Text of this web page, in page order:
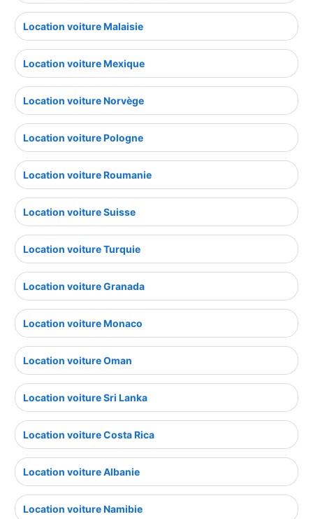
Location voiture Malaisie
Location voiture Mexique
Location voiture Norvège
Location voiture Pologne
Location voiture Roumanie
Location voiture Suisse
Location voiture Turquie
Location voiture Granada
Location voiture Monaco
Location voiture Oman
Location voiture Sri Lanka
Location voiture Costa Rica
Location voiture Albanie
Location voiture Namibie